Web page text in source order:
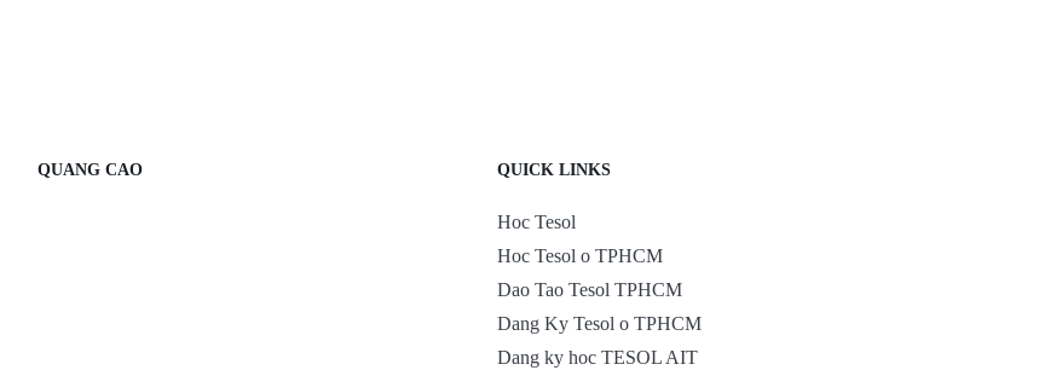
QUANG CAO QUICK LINKS
Hoc Tesol
Hoc Tesol o TPHCM
Dao Tao Tesol TPHCM
Dang Ky Tesol o TPHCM
Dang ky hoc TESOL AIT